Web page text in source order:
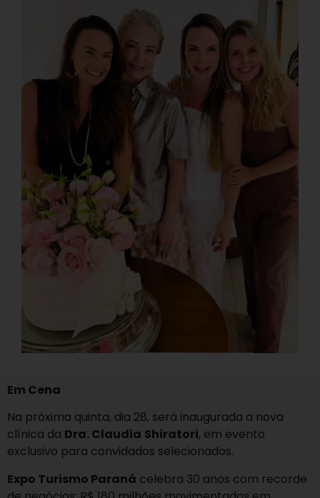
Em Cena
Na próxima quinta, dia 28, será inaugurada a nova
clínica da Dra. Claudia Shiratori, em evento
exclusivo para convidados selecionados.
Expo Turismo Paraná celebra 30 anos com recorde